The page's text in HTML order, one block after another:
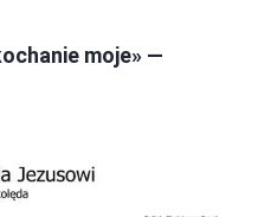
moje» —